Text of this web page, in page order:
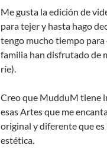
Me gusta la edición de
para tejer y hasta hago
tengo mucho tiempo
familia han disfrutado de
ríe).
Creo que MudduM tiene
esas Artes que me
original y diferente que
estética.